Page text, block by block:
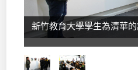
新竹教育大學學生為清華